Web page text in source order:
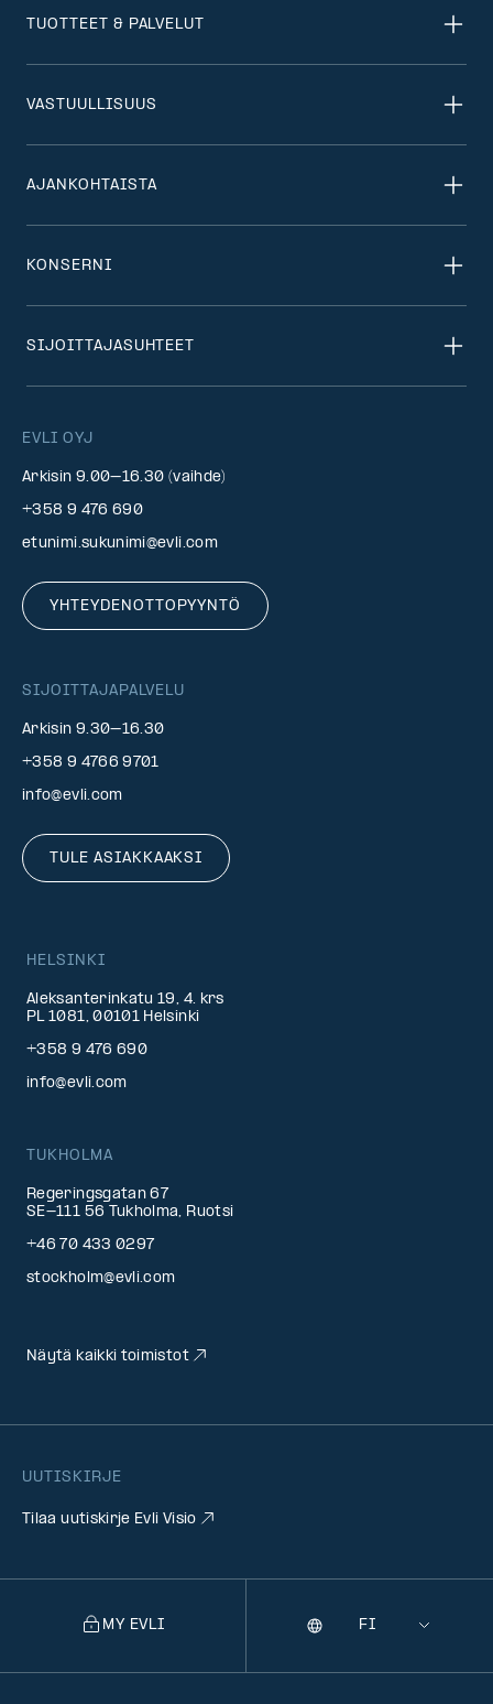
EVLI OYJ
Arkisin 9.00–16.30 (vaihde)
+358 9 476 690
etunimi.sukunimi@evli.com
YHTEYDENOTTOPYYNTÖ
SIJOITTAJAPALVELU
Arkisin 9.30–16.30
+358 9 4766 9701
info@evli.com
TULE ASIAKKAAKSI
TUOTTEET & PALVELUT
VASTUULLISUUS
AJANKOHTAISTA
KONSERNI
SIJOITTAJASUHTEET
UUTISKIRJE
Tilaa uutiskirje Evli Visio
HELSINKI
Aleksanterinkatu 19, 4. krs
PL 1081, 00101 Helsinki
+358 9 476 690
info@evli.com
TUKHOLMA
Regeringsgatan 67
SE-111 56 Tukholma, Ruotsi
+46 70 433 0297
stockholm@evli.com
Näytä kaikki toimistot
MY EVLI
Selecting
Kieli